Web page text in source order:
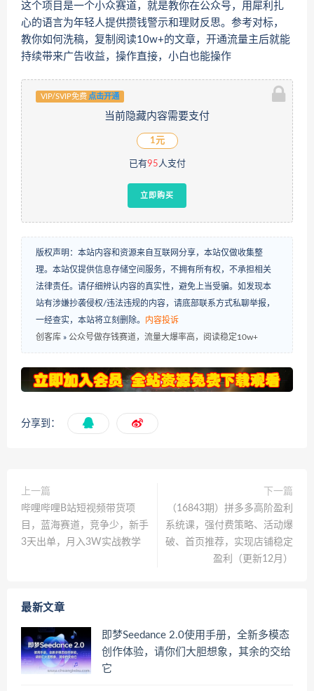
这个项目是一个小众赛道，就是教你在公众号，用犀利扎
心的语言为年轻人提供攒钱警示和理财反思。参考对标，
教你如何洗稿，复制阅读10w+的文章，开通流量主后就能
持续带来广告收益，操作直接，小白也能操作
VIP/SVIP免费 点击开通
当前隐藏内容需要支付
1元
已有95人支付
立即购买
版权声明：本站内容和资源来自互联网分享，本站仅做收集整
理。本站仅提供信息存储空间服务，不拥有所有权，不承担相关
法律责任。请仔细辨认内容的真实性，避免上当受骗。如发现本
站有涉嫌抄袭侵权/违法违规的内容，请底部联系方式私聊举报，
一经查实，本站将立刻删除。
内容投诉
创客库 » 公众号做存钱赛道，流量大爆率高，阅读稳定10w+
分享到：
上一篇
哔哩哔哩B站短视频带货项
目，蓝海赛道，竞争少，新手
3天出单，月入3W实战教学
下一篇
（16843期）拼多多高阶盈利
系统课，强付费策略、活动爆
破、首页推荐，实现店铺稳定
盈利（更新12月）
最新文章
即梦Seedance 2.0使用手册，全新多模态
创作体验，请你们大胆想象，其余的交给
它